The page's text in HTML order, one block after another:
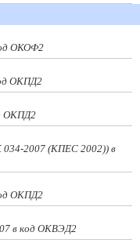
ОКОФ2
ОКПД2
ОКПД2
2007 (КПЕС 2002)) в
ОКПД2
в код ОКВЭД2